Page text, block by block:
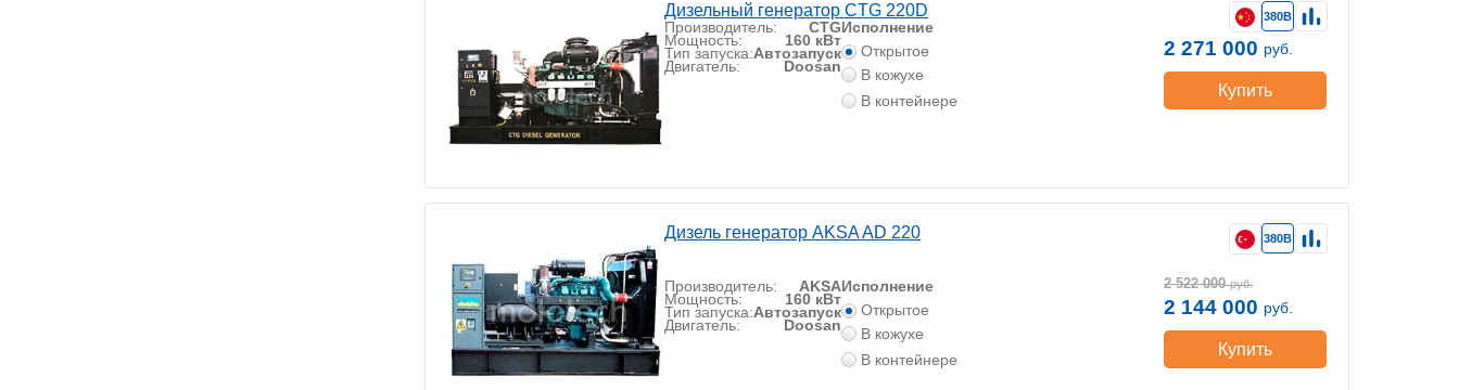
Дизельный генератор CTG 220D
Производитель: CTG
Мощность: 160 кВт
Тип запуска:Автозапуск
Двигатель: Doosan
Исполнение
Открытое
В кожухе
В контейнере
380В
2 271 000 руб.
Купить
Дизель генератор AKSA AD 220
Производитель: AKSA
Мощность: 160 кВт
Тип запуска:Автозапуск
Двигатель: Doosan
Исполнение
Открытое
В кожухе
В контейнере
380В
2 522 000 руб.
2 144 000 руб.
Купить